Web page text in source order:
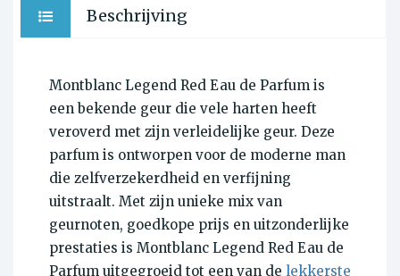
Beschrijving
Montblanc Legend Red Eau de Parfum is
een bekende geur die vele harten heeft
veroverd met zijn verleidelijke geur. Deze
parfum is ontworpen voor de moderne man
die zelfverzekerdheid en verfijning
uitstraalt. Met zijn unieke mix van
geurnoten, goedkope prijs en uitzonderlijke
prestaties is Montblanc Legend Red Eau de
Parfum uitgegroeid tot een van de lekkerste